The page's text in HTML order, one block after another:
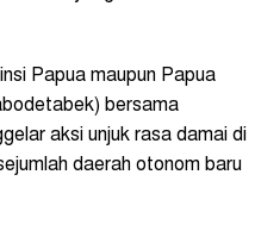
Papua maupun Papua
bersama
aksi unjuk rasa damai di
daerah otonom baru